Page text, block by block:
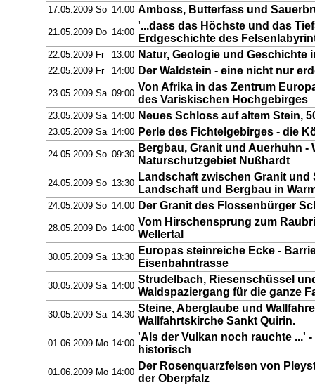
17.05.2009 So 14:00 Amboss, Butterfass und
21.05.2009 Do 14:00
'...dass das Höchste und das
Erdgeschichte des
22.05.2009 Fr 13:00 Natur, Geologie und Geschichte
22.05.2009 Fr 14:00 Der Waldstein - eine nicht nur
23.05.2009 Sa 09:00
Von Afrika in das Zentrum
des Variskischen Hochgebirges
23.05.2009 Sa 14:00 Neues Schloss auf altem Stein,
23.05.2009 Sa 14:00 Perle des Fichtelgebirges - die
24.05.2009 So 09:30
Bergbau, Granit und Auerhuhn -
Naturschutzgebiet Nußhardt
24.05.2009 So 13:30
Landschaft zwischen Granit
Landschaft und Bergbau in
24.05.2009 So 14:00 Der Granit des Flossenbürger
28.05.2009 Do 14:00
Vom Hirschensprung zum
Wellertal
30.05.2009 Sa 13:30
Europas steinreiche Ecke -
Eisenbahntrasse
30.05.2009 Sa 14:00
Strudelbach, Riesenschüssel
Waldspaziergang für die ganze
30.05.2009 Sa 14:30
Steine, Aberglaube und
Wallfahrtskirche Sankt Quirin.
01.06.2009 Mo 14:00
'Als der Vulkan noch rauchte ...'
historisch
01.06.2009 Mo 14:00
Der Rosenquarzfelsen von
der Oberpfalz